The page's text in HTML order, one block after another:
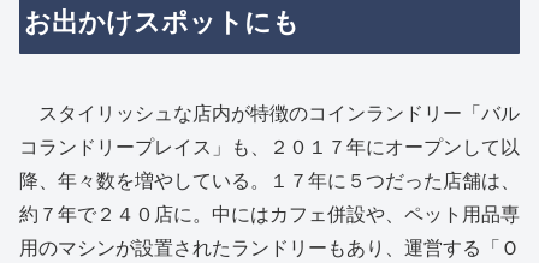
お出かけスポットにも
スタイリッシュな店内が特徴のコインランドリー「バル
コランドリープレイス」も、２０１７年にオープンして以
降、年々数を増やしている。１７年に５つだった店舗は、
約７年で２４０店に。中にはカフェ併設や、ペット用品専
用のマシンが設置されたランドリーもあり、運営する「Ｏ